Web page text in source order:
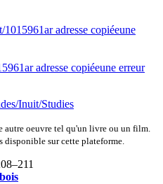
1015961aradresse copiéeune
adresse copiéeune erreur
Inuit/Studies
autre oeuvre tel qu'un livre ou un film.
sur cette plateforme.